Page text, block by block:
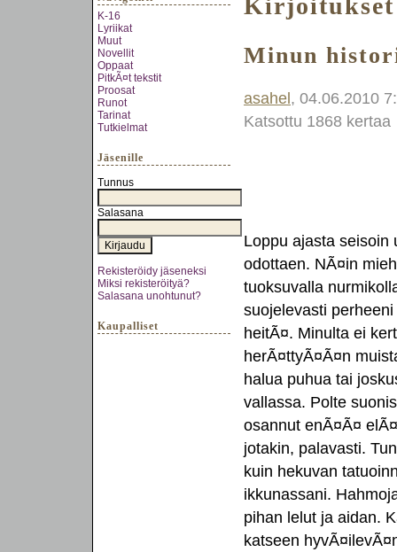
K-16
Lyriikat
Muut
Novellit
Oppaat
PitkÃ¤t tekstit
Proosat
Runot
Tarinat
Tutkielmat
Jäsenille
Tunnus
Salasana
Rekisteröidy jäseneksi
Miksi rekisteröityä?
Salasana unohtunut?
Kaupalliset
Kirjoitukset
Minun
asahel , 04.06.2010
Katsottu 1868 kertaa
Loppu ajasta seisoin
odottaen. NÃ¤in
tuoksuvalla
suojelevasti
heitÃ¤. Minulta ei
herÃ¤ttyÃ¤Ã¤n
halua puhua tai
vallassa. Polte
osannut enÃ¤Ã¤
jotakin, palavasti.
kuin hekuvan
ikkunassani.
pihan lelut ja aidan.
katseen